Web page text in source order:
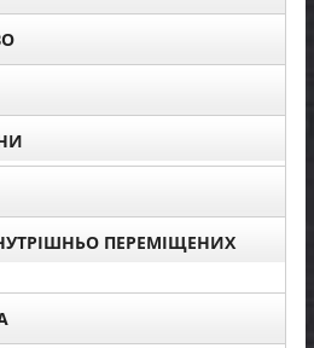
ПЕРЕМІЩЕНИХ